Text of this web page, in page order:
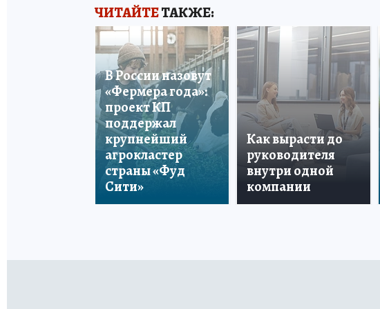
ЧИТАЙТЕТАКЖЕ:
В России назовут
«Фермера года»:
проект КП
поддержал
крупнейший
агрокластер
страны «Фуд
Сити»
Как вырасти до
руководителя
внутри одной
компании